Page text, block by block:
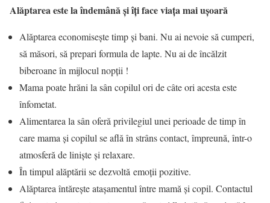
Alăptarea este la îndemână și îți face viața mai ușoară
Alăptarea economisește timp și bani. Nu ai nevoie să cumperi,
să măsori, să prepari formula de lapte. Nu ai de încălzit
biberoane în mijlocul nopții !
Mama poate hrăni la sân copilul ori de câte ori acesta este
înfometat.
Alimentarea la sân oferă privilegiul unei perioade de timp în
care mama și copilul se află în strâns contact, împreună, într-o
atmosferă de liniște și relaxare.
În timpul alăptării se dezvoltă emoții pozitive.
Alăptarea întărește atașamentul între mamă și copil. Contactul